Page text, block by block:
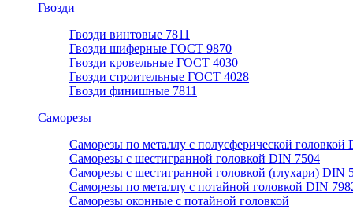
Гвозди
Гвозди винтовые 7811
Гвозди шиферные ГОСТ 9870
Гвозди кровельные ГОСТ 4030
Гвозди строительные ГОСТ 4028
Гвозди финишные 7811
Саморезы
Саморезы по металлу с полусферической головкой
Саморезы с шестигранной головкой DIN 7504
Саморезы с шестигранной головкой (глухари) DIN
Саморезы по металлу с потайной головкой DIN
Саморезы оконные с потайной головкой